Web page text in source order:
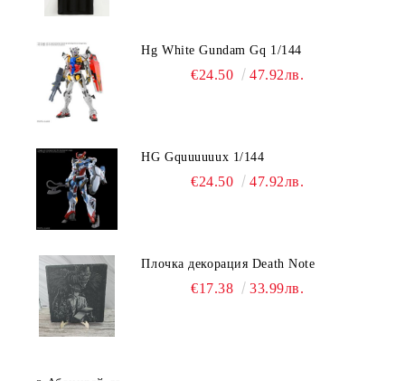
Hg White Gundam Gq 1/144
€24.50 47.92лв.
HG Gquuuuuux 1/144
€24.50 47.92лв.
Плочка декорация Death Note
€17.38 33.99лв.